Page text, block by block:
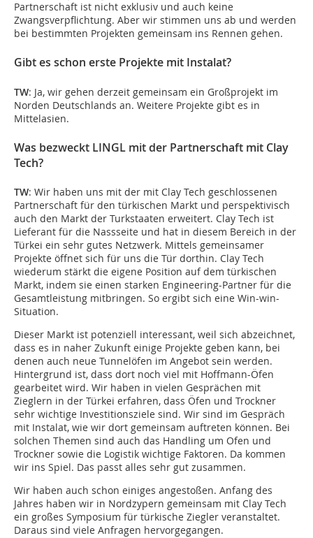
Partnerschaft ist nicht exklusiv und auch keine
Zwangsverpflichtung. Aber wir stimmen uns ab und werden
bei bestimmten Projekten gemeinsam ins Rennen gehen.
Gibt es schon erste Projekte mit Instalat?
TW: Ja, wir gehen derzeit gemeinsam ein Großprojekt im
Norden Deutschlands an. Weitere Projekte gibt es in
Mittelasien.
Was bezweckt LINGL mit der Partnerschaft mit Clay
Tech?
TW: Wir haben uns mit der mit Clay Tech geschlossenen
Partnerschaft für den türkischen Markt und perspektivisch
auch den Markt der Turkstaaten erweitert. Clay Tech ist
Lieferant für die Nassseite und hat in diesem Bereich in der
Türkei ein sehr gutes Netzwerk. Mittels gemeinsamer
Projekte öffnet sich für uns die Tür dorthin. Clay Tech
wiederum stärkt die eigene Position auf dem türkischen
Markt, indem sie einen starken Engineering-Partner für die
Gesamtleistung mitbringen. So ergibt sich eine Win-win-
Situation.
Dieser Markt ist potenziell interessant, weil sich abzeichnet,
dass es in naher Zukunft einige Projekte geben kann, bei
denen auch neue Tunnelöfen im Angebot sein werden.
Hintergrund ist, dass dort noch viel mit Hoffmann-Öfen
gearbeitet wird. Wir haben in vielen Gesprächen mit
Zieglern in der Türkei erfahren, dass Öfen und Trockner
sehr wichtige Investitionsziele sind. Wir sind im Gespräch
mit Instalat, wie wir dort gemeinsam auftreten können. Bei
solchen Themen sind auch das Handling um Ofen und
Trockner sowie die Logistik wichtige Faktoren. Da kommen
wir ins Spiel. Das passt alles sehr gut zusammen.
Wir haben auch schon einiges angestoßen. Anfang des
Jahres haben wir in Nordzypern gemeinsam mit Clay Tech
ein großes Symposium für türkische Ziegler veranstaltet.
Daraus sind viele Anfragen hervorgegangen.